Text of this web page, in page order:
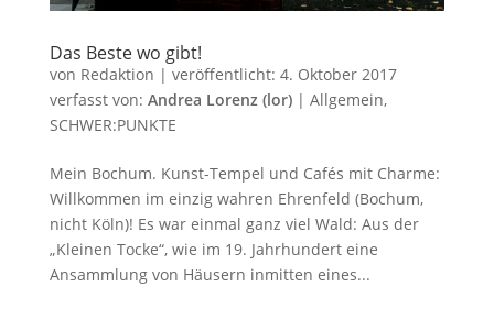
Das Beste wo gibt!
von Redaktion | veröffentlicht: 4. Oktober 2017
verfasst von: Andrea Lorenz (lor)| Allgemein,
SCHWER:PUNKTE
Mein Bochum. Kunst-Tempel und Cafés mit Charme:
Willkommen im einzig wahren Ehrenfeld (Bochum,
nicht Köln)! Es war einmal ganz viel Wald: Aus der
„Kleinen Tocke“, wie im 19. Jahrhundert eine
Ansammlung von Häusern inmitten eines...